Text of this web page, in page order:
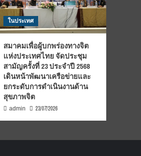
ในประเทศ
สมาคมเพื่อผู้บกพร่องทางจิต
แห่งประเทศไทย จัดประชุม
สามัญครั้งที่ 23 ประจำปี 2568
เดินหน้าพัฒนาเครือข่ายและ
ยกระดับการดำเนินงานด้าน
สุขภาพจิต
admin 23/07/2026